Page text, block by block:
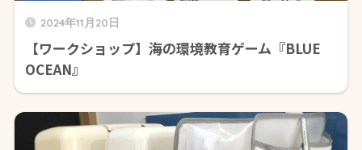
2024年11月20日
【ワークショップ】海の環境教育ゲーム『BLUE
OCEAN』